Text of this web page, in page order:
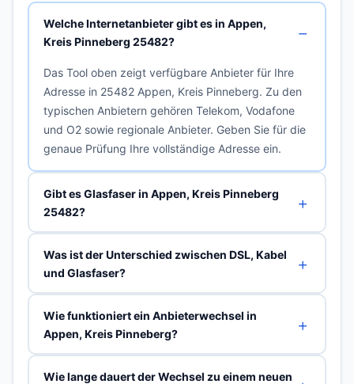
Welche Internetanbieter gibt es in Appen,
Kreis Pinneberg 25482?
Das Tool oben zeigt verfügbare Anbieter für Ihre
Adresse in 25482 Appen, Kreis Pinneberg. Zu den
typischen Anbietern gehören Telekom, Vodafone
und O2 sowie regionale Anbieter. Geben Sie für die
genaue Prüfung Ihre vollständige Adresse ein.
Gibt es Glasfaser in Appen, Kreis Pinneberg
25482?
Was ist der Unterschied zwischen DSL, Kabel
und Glasfaser?
Wie funktioniert ein Anbieterwechsel in
Appen, Kreis Pinneberg?
Wie lange dauert der Wechsel zu einem neuen